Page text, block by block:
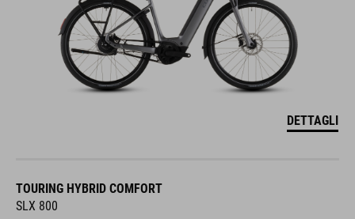
DETTAGLI
TOURING HYBRID COMFORT
SLX 800